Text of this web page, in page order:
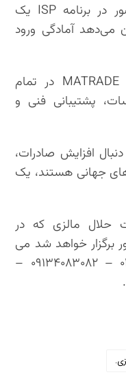
افزایش اعتبار برند شرکت‌ها: حضور در برنامه ISP یک
می‌دهد آمادگی ورود
پشتیبانی‌های دولتی و تخصصی: MATRADE در تمام
پشتیبانی فنی و
افزایش صادرات،
جهانی هستند، یک
مالزی که در
برگزار خواهد شد می
توانید با شماره های ۰۳۱۳۲۶۱۱۶۱۸ – ۰۹۱۳۴۰۸۳۰۸۲ –